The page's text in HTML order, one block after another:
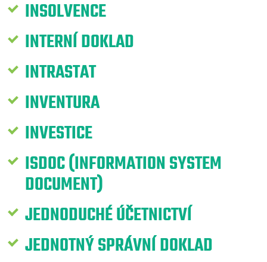
INSOLVENCE
INTERNÍ DOKLAD
INTRASTAT
INVENTURA
INVESTICE
ISDOC (INFORMATION SYSTEM
DOCUMENT)
JEDNODUCHÉ ÚČETNICTVÍ
JEDNOTNÝ SPRÁVNÍ DOKLAD